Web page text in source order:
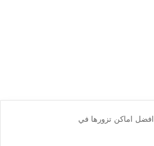
افضل اماكن تزورها في